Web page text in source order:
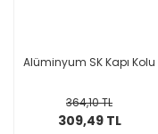
Alüminyum SK Kapı Kolu
364,10 TL
309,49 TL